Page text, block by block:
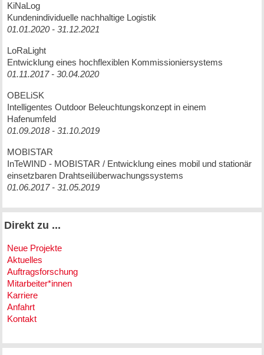
KiNaLog
Kundenindividuelle nachhaltige Logistik
01.01.2020 - 31.12.2021
LoRaLight
Entwicklung eines hochflexiblen Kommissioniersystems
01.11.2017 - 30.04.2020
OBELiSK
Intelligentes Outdoor Beleuchtungskonzept in einem
Hafenumfeld
01.09.2018 - 31.10.2019
MOBISTAR
InTeWIND - MOBISTAR / Entwicklung eines mobil und stationär
einsetzbaren Drahtseilüberwachungssystems
01.06.2017 - 31.05.2019
Direkt zu ...
Neue Projekte
Aktuelles
Auftragsforschung
Mitarbeiter*innen
Karriere
Anfahrt
Kontakt